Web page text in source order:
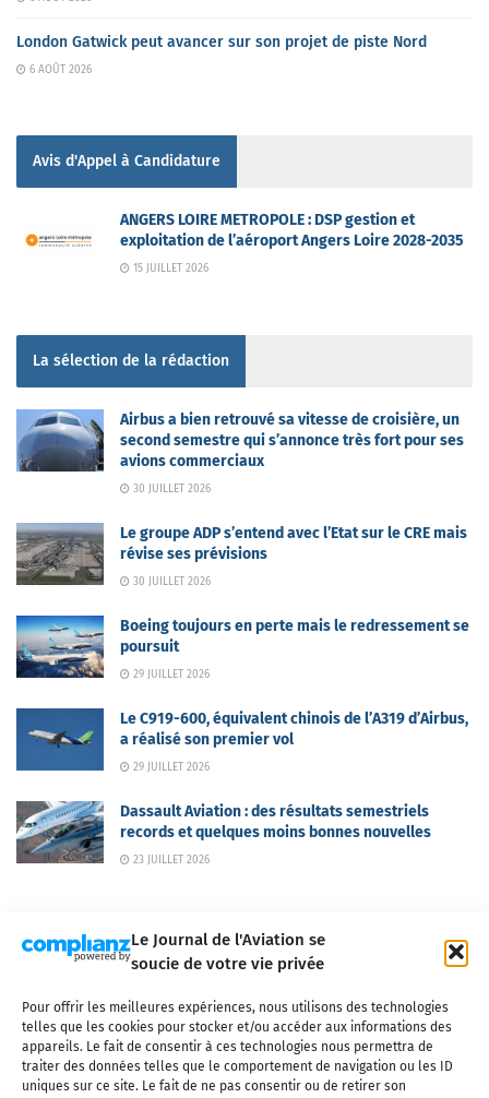
Le Journal de l'Aviation se
soucie de votre vie privée
Pour offrir les meilleures expériences, nous utilisons des technologies
telles que les cookies pour stocker et/ou accéder aux informations des
appareils. Le fait de consentir à ces technologies nous permettra de
traiter des données telles que le comportement de navigation ou les ID
uniques sur ce site. Le fait de ne pas consentir ou de retirer son
London Gatwick peut avancer sur son projet de piste Nord
6 AOÛT 2026
Avis d'Appel à Candidature
ANGERS LOIRE METROPOLE : DSP gestion et
exploitation de l’aéroport Angers Loire 2028-2035
15 JUILLET 2026
La sélection de la rédaction
Airbus a bien retrouvé sa vitesse de croisière, un
second semestre qui s’annonce très fort pour ses
avions commerciaux
30 JUILLET 2026
Le groupe ADP s’entend avec l’Etat sur le CRE mais
révise ses prévisions
30 JUILLET 2026
Boeing toujours en perte mais le redressement se
poursuit
29 JUILLET 2026
Le C919-600, équivalent chinois de l’A319 d’Airbus,
a réalisé son premier vol
29 JUILLET 2026
Dassault Aviation : des résultats semestriels
records et quelques moins bonnes nouvelles
23 JUILLET 2026
Qui sommes-nous ? Nous contacter
Partenaires
Mentions légales
CGV Politique de confidentialité Cookies